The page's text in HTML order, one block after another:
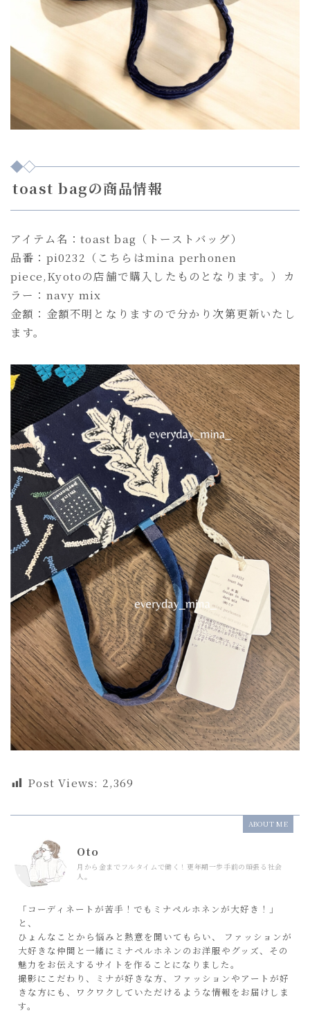
toast bagの商品情報
アイテム名：toast bag（トーストバッグ）
品番：pi0232（こちらはmina perhonen
piece,Kyotoの店舗で購入したものとなります。）カ
ラー：navy mix
金額：金額不明となりますので分かり次第更新いたし
ます。
Post Views: 2,369
ABOUT ME
Oto
月から金までフルタイムで働く！更年期一歩手前の頑張る社会
人。
「コーディネートが苦手！でもミナペルホネンが大好き！」
と、
ひょんなことから悩みと熱意を聞いてもらい、 ファッションが
大好きな仲間と一緒にミナペルホネンのお洋服やグッズ、その
魅力をお伝えするサイトを作ることになりました。
撮影にこだわり、ミナが好きな方、ファッションやアートが好
きな方にも、ワクワクしていただけるような情報をお届けしま
す。